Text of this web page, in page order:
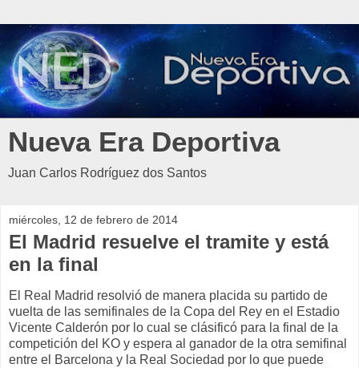
Nueva Era Deportiva
Juan Carlos Rodríguez dos Santos
miércoles, 12 de febrero de 2014
El Madrid resuelve el tramite y está
en la final
El Real Madrid resolvió de manera placida su partido de
vuelta de las semifinales de la Copa del Rey en el Estadio
Vicente Calderón por lo cual se clásificó para la final de la
competición del KO y espera al ganador de la otra semifinal
entre el Barcelona y la Real Sociedad por lo que puede